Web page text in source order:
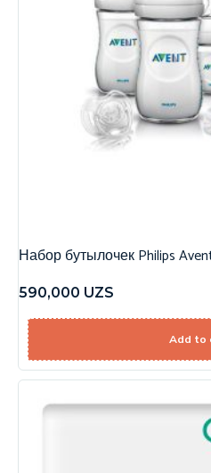
Набор бутылочек Philips
590,000 UZS
Add to